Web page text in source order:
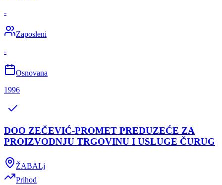
-
Zaposleni
-
Osnovana
1996
DOO ZEČEVIĆ-PROMET PREDUZEĆE ZA
PROIZVODNJU TRGOVINU I USLUGE ČURUG
ŽABALj
Prihod